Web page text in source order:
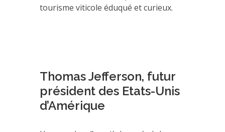
tourisme viticole éduqué et curieux.
Thomas Jefferson, futur
président des Etats-Unis
d’Amérique